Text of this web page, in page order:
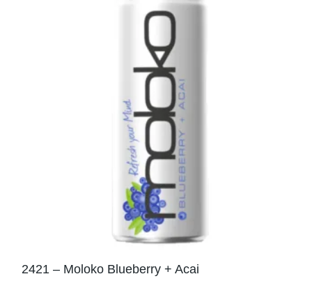
2421 – Moloko Blueberry + Acai